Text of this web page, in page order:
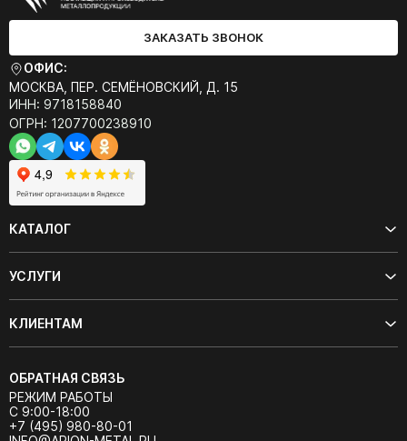
ЗАКАЗАТЬ ЗВОНОК
ОФИС:
МОСКВА, ПЕР. СЕМЁНОВСКИЙ, Д. 15
ИНН: 9718158840
ОГРН: 1207700238910
КАТАЛОГ
УСЛУГИ
КЛИЕНТАМ
ОБРАТНАЯ СВЯЗЬ
РЕЖИМ РАБОТЫ
С 9:00-18:00
+7 (495) 980-80-01